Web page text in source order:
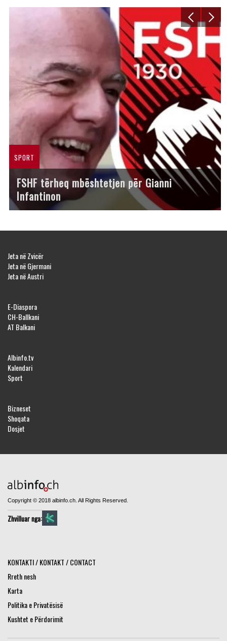
SPORT
FSHF tërheq mbështetjen për Gianni
Infantinon
Jeta në Zvicër
Jeta në Gjermani
Jeta në Austri
E-Diaspora
CH-Ballkani
AT Balkani
Albinfo.tv
Kalendari
Sport
Bizneset
Shoqata
Dosjet
Copyright © 2018 albinfo.ch. All Rights Reserved.
Zhvilluar nga:
KONTAKTI / KONTAKT / CONTACT
Rreth nesh
Karta
Politika e Privatësisë
Kushtet e Përdorimit